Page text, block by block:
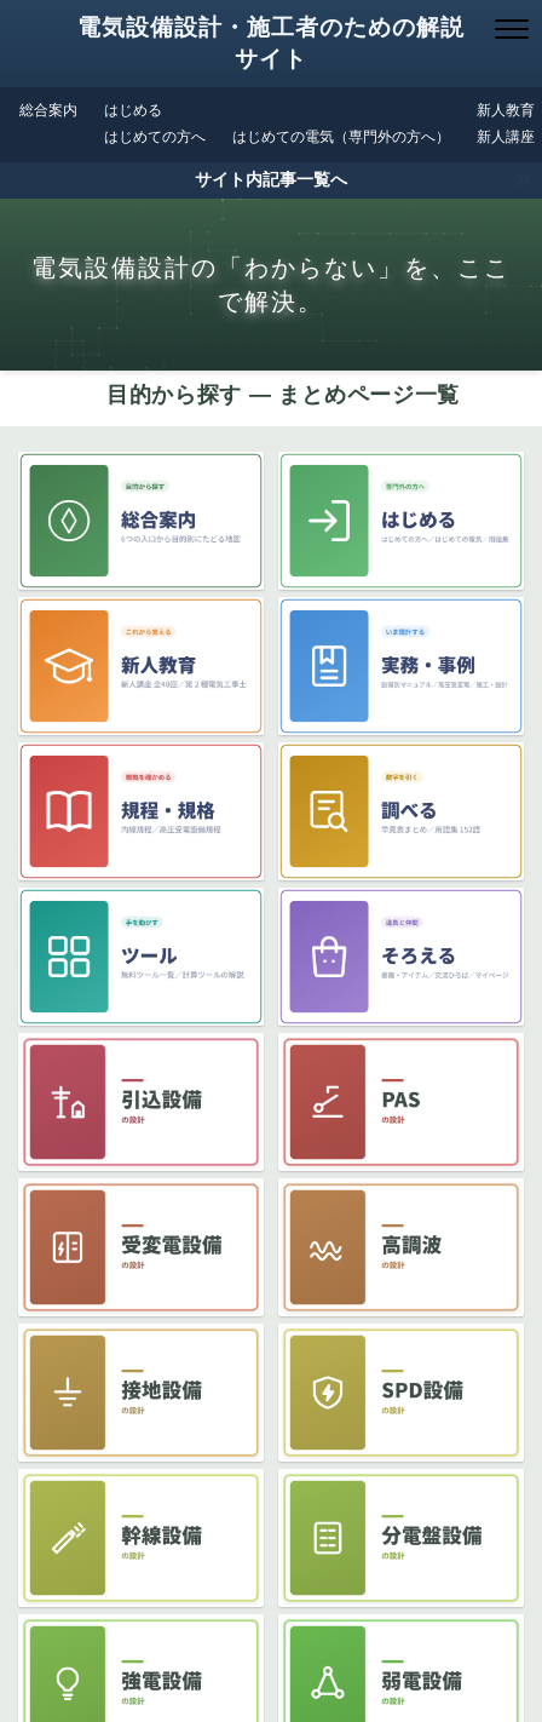
電気設備設計・施工者のための解説
サイト
総合案内
はじめる
はじめての方へ
はじめての電気（専門外の方へ）
新人教育
新人講座
サイト内記事一覧へ
電気設備設計の「わからない」を、ここ
で解決。